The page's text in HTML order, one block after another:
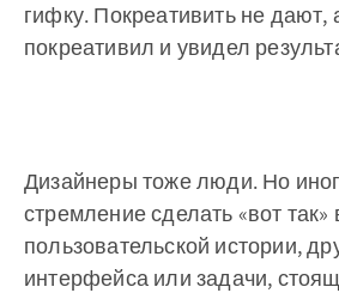
гифку. Покреативить не дают,
покреативил и увидел
Дизайнеры тоже люди. Но
стремление сделать «вот так»
пользовательской истории,
интерфейса или задачи,